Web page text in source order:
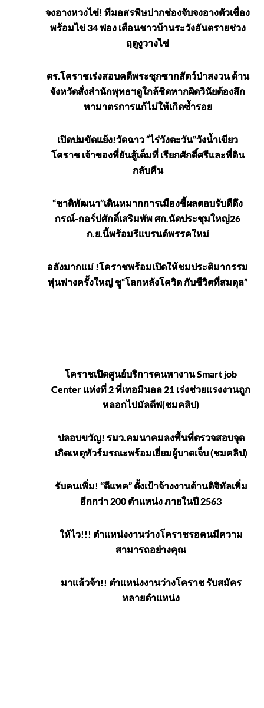
จงอางหวงไข่! ทีมอสรพิษปากช่องจับจงอางตัวเขื่อง
พร้อมไข่ 34 ฟอง เตือนชาวบ้านระวังอันตรายช่วง
ฤดูงูวางไข่
ตร.โคราชเร่งสอบคดีพระซุกซากสัตว์ป่าสงวน ด้าน
จังหวัดสั่งสำนักพุทธฯดูใกล้ชิดหากผิดวินัยต้องสึก
หามาตรการแก้ไม่ให้เกิดซ้ำรอย
เปิดปมขัดแย้ง!วัดฉาว “ไร่วังตะวัน”วังน้ำเขียว
โคราช เจ้าของที่ยันสู้เต็มที่ เรียกศักดิ์ศรีและที่ดิน
กลับคืน
“ชาติพัฒนา”เดินหมากการเมืองชี้ผลตอบรับดีดึง
กรณ์-กอร์ปศักดิ์เสริมทัพ ศก.นัดประชุมใหญ่26
ก.ย.นี้พร้อมรีแบรนด์พรรคใหม่
อลังมากแม่ !โคราชพร้อมเปิดให้ชมประติมากรรม
หุ่นฟางครั้งใหญ่ ชู“โลกหลังโควิด กับชีวิตที่สมดุล”
โคราชเปิดศูนย์บริการคนหางาน Smart job
Center แห่งที่ 2 ที่เทอมินอล 21 เร่งช่วยแรงงานถูก
หลอกไปมัลดีฟ(ชมคลิป)
ปลอบขวัญ! รมว.คมนาคมลงพื้นที่ต​รวจสอบจุด
เกิดเหตุทัวร์มรณะพร้อมเยี่ยมผู้บาดเจ็บ (ชมคลิป)
รับคนเพิ่ม! “ดีแทค” ตั้งเป้าจ้างงานด้านดิจิทัลเพิ่ม
อีกกว่า 200 ตำแหน่ง ภายในปี 2563
ให้ไว!!! ตำแหน่งงานว่างโคราชรอคนมีความ
สามารถอย่างคุณ
มาแล้วจ้า!! ตำแหน่งงานว่างโคราช รับสมัคร
หลายตำแหน่ง